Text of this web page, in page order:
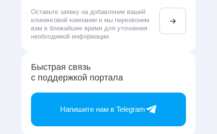
Оставьте заявку на добавление вашей
клининговой компании и мы перезвоним
вам в ближайшее время для уточнения
необходимой информации.
Быстрая связь
с поддержкой портала
Напишите нам в Telegram